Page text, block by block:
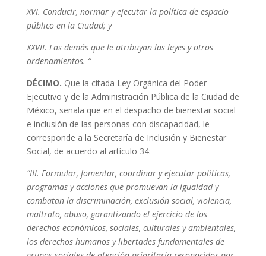
XVI. Conducir, normar y ejecutar la política de espacio
público en la Ciudad; y
XXVII. Las demás que le atribuyan las leyes y otros
ordenamientos. “
DÉCIMO. Que la citada Ley Orgánica del Poder
Ejecutivo y de la Administración Pública de la Ciudad de
México, señala que en el despacho de bienestar social
e inclusión de las personas con discapacidad, le
corresponde a la Secretaría de Inclusión y Bienestar
Social, de acuerdo al artículo 34:
“III. Formular, fomentar, coordinar y ejecutar políticas,
programas y acciones que promuevan la igualdad y
combatan la discriminación, exclusión social, violencia,
maltrato, abuso, garantizando el ejercicio de los
derechos económicos, sociales, culturales y ambientales,
los derechos humanos y libertades fundamentales de